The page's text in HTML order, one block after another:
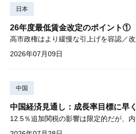
日本
26年度最低賃金改定のポイント①
2026年07月09日
中国
中国経済見通し：成長率目標に早
12.5％追加関税の影響は限定的だが、